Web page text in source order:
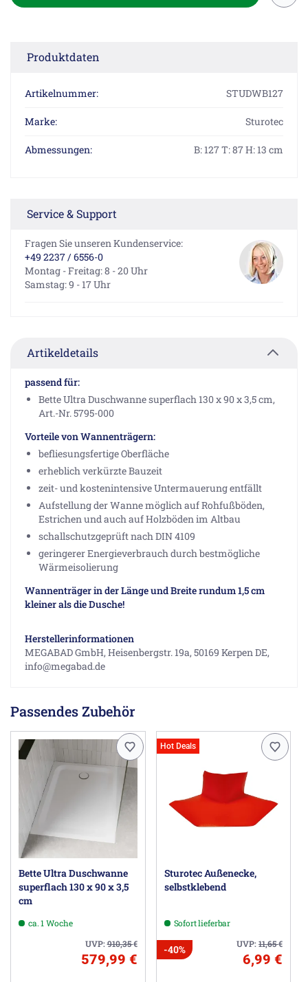
Produktdaten
Artikelnummer: STUDWB127
Marke: Sturotec
Abmessungen: B: 127 T: 87 H: 13 cm
Service & Support
Fragen Sie unseren Kundenservice:
+49 2237 / 6556-0
Montag - Freitag: 8 - 20 Uhr
Samstag: 9 - 17 Uhr
Artikeldetails
passend für:
Bette Ultra Duschwanne superflach 130 x 90 x 3,5 cm,
Art.-Nr. 5795-000
Vorteile von Wannenträgern:
befliesungsfertige Oberfläche
erheblich verkürzte Bauzeit
zeit- und kostenintensive Untermauerung entfällt
Aufstellung der Wanne möglich auf Rohfußböden,
Estrichen und auch auf Holzböden im Altbau
schallschutzgeprüft nach DIN 4109
geringerer Energieverbrauch durch bestmögliche
Wärmeisolierung
Wannenträger in der Länge und Breite rundum 1,5 cm
kleiner als die Dusche!
Herstellerinformationen
MEGABAD GmbH, Heisenbergstr. 19a, 50169 Kerpen DE,
info@megabad.de
Passendes Zubehör
Bette Ultra Duschwanne
superflach 130 x 90 x 3,5
cm
ca. 1 Woche
UVP:910,35€
579,99 €
Hot Deals
Sturotec Außenecke,
selbstklebend
Sofort lieferbar
UVP:11,65€
-40%
6,99 €